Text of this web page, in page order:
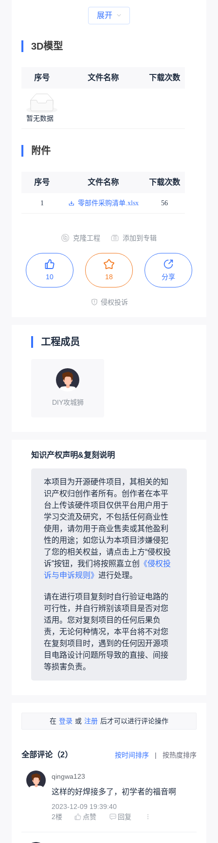
展开
3D模型
序号 文件名称 下载次数
暂无数据
附件
序号 文件名称 下载次数
1 零部件采购清单.xlsx 56
克隆工程 添加到专辑
10 18 分享
侵权投诉
工程成员
DIY攻城狮
知识产权声明&复刻说明
本项目为开源硬件项目，其相关的知
识产权归创作者所有。创作者在本平
台上传该硬件项目仅供平台用户用于
学习交流及研究，不包括任何商业性
使用，请勿用于商业售卖或其他盈利
性的用途；如您认为本项目涉嫌侵犯
了您的相关权益，请点击上方“侵权投
诉”按钮，我们将按照嘉立创
《侵权投
诉与申诉规则》 进行处理。
请在进行项目复刻时自行验证电路的
可行性，并自行辨别该项目是否对您
适用。您对复刻项目的任何后果负
责，无论何种情况，本平台将不对您
在复刻项目时，遇到的任何因开源项
目电路设计问题所导致的直接、间接
等损害负责。
在 登录 或 注册 后才可以进行评论操作
全部评论（2） 按时间排序 | 按热度排序
qingwa123
这样的好焊接多了，初学者的福音啊
2023-12-09 19:39:40
2楼 点赞 回复